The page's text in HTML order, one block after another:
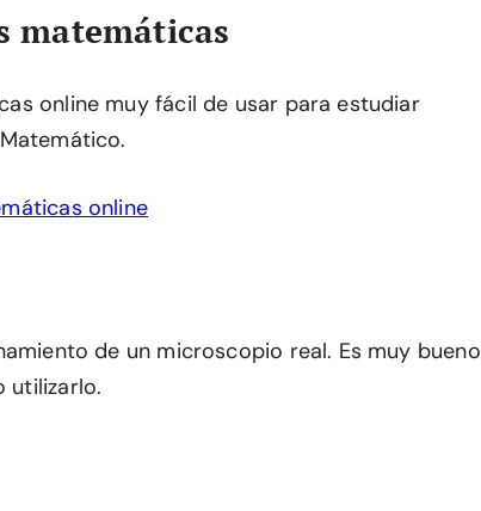
matemáticas
online muy fácil de usar para estudiar
online
de un microscopio real. Es muy bueno
utilizarlo.